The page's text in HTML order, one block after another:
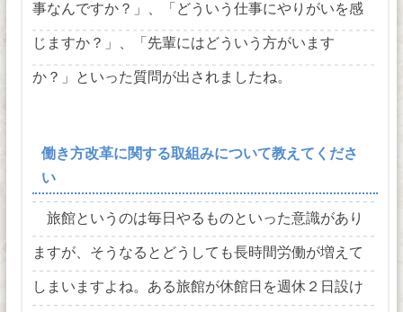
事なんですか？」、「どういう仕事にやりがいを感
じますか？」、「先輩にはどういう方がいます
か？」といった質問が出されましたね。
働き方改革に関する取組みについて教えてくださ
い
旅館というのは毎日やるものといった意識があり
ますが、そうなるとどうしても長時間労働が増えて
しまいますよね。ある旅館が休館日を週休２日設け